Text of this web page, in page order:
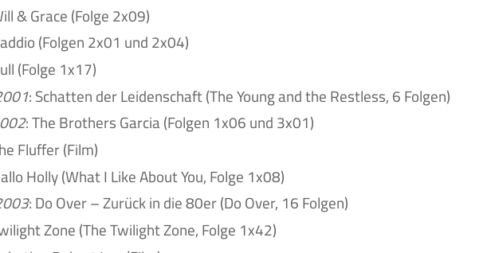
& Grace (Folge 2x09)
(Folgen 2x01 und 2x04)
(Folge 1x17)
: Schatten der Leidenschaft (The Young and the Restless, 6 Folgen)
: The Brothers Garcia (Folgen 1x06 und 3x01)
Fluffer (Film)
Holly (What I Like About You, Folge 1x08)
: Do Over – Zurück in die 80er (Do Over, 16 Folgen)
Zone (The Twilight Zone, Folge 1x42)